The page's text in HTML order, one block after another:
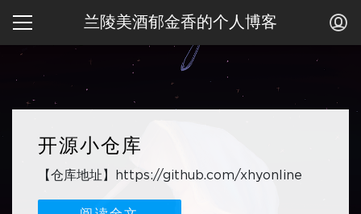
兰陵美酒郁金香的个人博客
【扩列应用】双人匿名匹配聊
天室
基于 GatewayWorker+Thinkphp5.1写的一套匿
开源小仓库
【仓库地址】https://github.com/xhyonline
阅读全文
关于作者
关于我
阅读全文